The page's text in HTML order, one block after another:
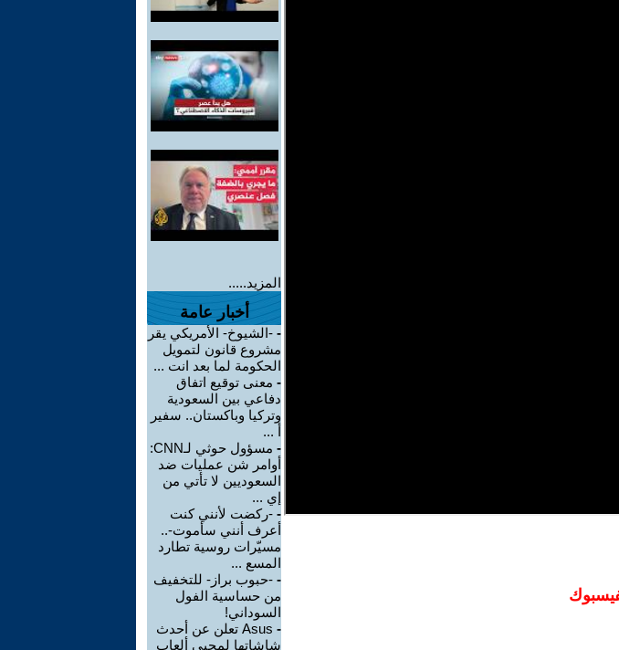
المزيد.....
أخبار عامة
- -الشيوخ- الأمريكي يقر
مشروع قانون لتمويل
الحكومة لما بعد انت ...
- معنى توقيع اتفاق
دفاعي بين السعودية
وتركيا وباكستان.. سفير
أ ...
-
مسؤول حوثي لـCNN:
أوامر شن عمليات ضد
السعوديين لا تأتي من
إي ...
- -ركضت لأنني كنت
أعرف أنني سأموت-..
مسيّرات روسية تطارد
المسع ...
- -حبوب براز- للتخفيف
من حساسية الفول
السوداني!
-
Asus تعلن عن أحدث
شاشاتها لمحبي ألعاب